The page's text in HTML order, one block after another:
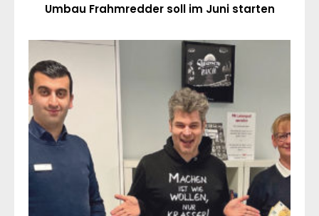
Umbau Frahmredder soll im Juni starten